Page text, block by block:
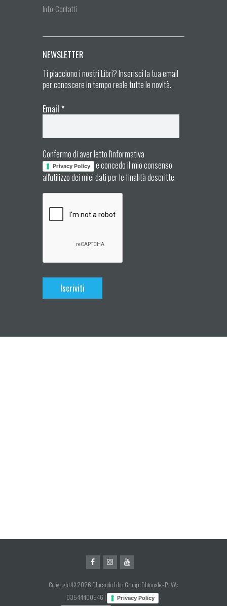
Info-Contatti
NEWSLETTER
Ti piacciono i nostri Libri? Inserisci la tua email
per conoscere in tempo reale tutte le novità.
Email *
Confermo di aver letto l'informativa
Privacy Policy
e concedo il mio consenso
all'utilizzo dei miei dati per le finalità descritte.
Copyright © 2026 Educando Libri Gruppo Editoriale - P. IVA:
03544400546 |
Privacy Policy
-